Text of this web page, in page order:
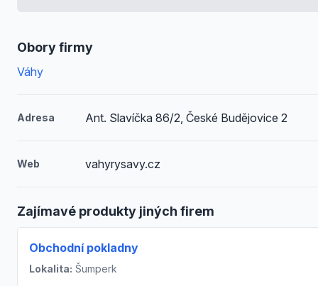
Obory firmy
Váhy
Adresa Ant. Slavíčka 86/2, České Budějovice 2
Web vahyrysavy.cz
Zajímavé produkty jiných firem
Obchodní pokladny
Lokalita: Šumperk